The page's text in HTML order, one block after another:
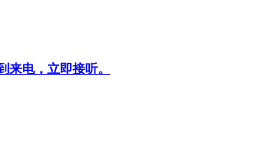
来电，立即接听。